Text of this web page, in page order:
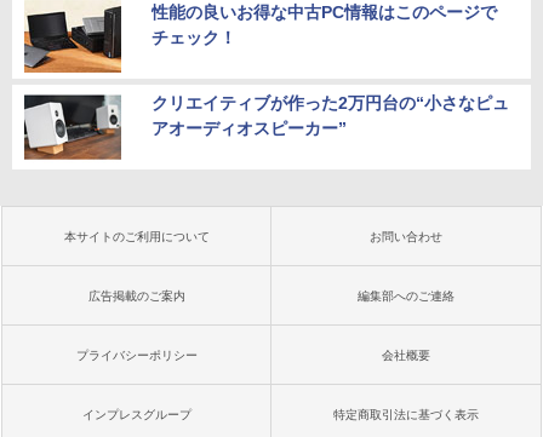
性能の良いお得な中古PC情報はこのページで
チェック！
クリエイティブが作った2万円台の“小さなピュ
アオーディオスピーカー”
本サイトのご利用について お問い合わせ
広告掲載のご案内 編集部へのご連絡
プライバシーポリシー 会社概要
インプレスグループ 特定商取引法に基づく表示